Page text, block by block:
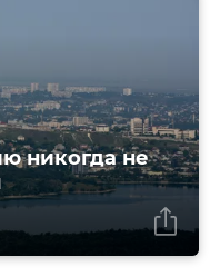
никогда не